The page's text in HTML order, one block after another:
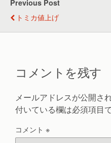
Previous Post
トミカ値上げ
コメントを残す
メールアドレスが公開さ
付いている欄は必須項目
コメント ※